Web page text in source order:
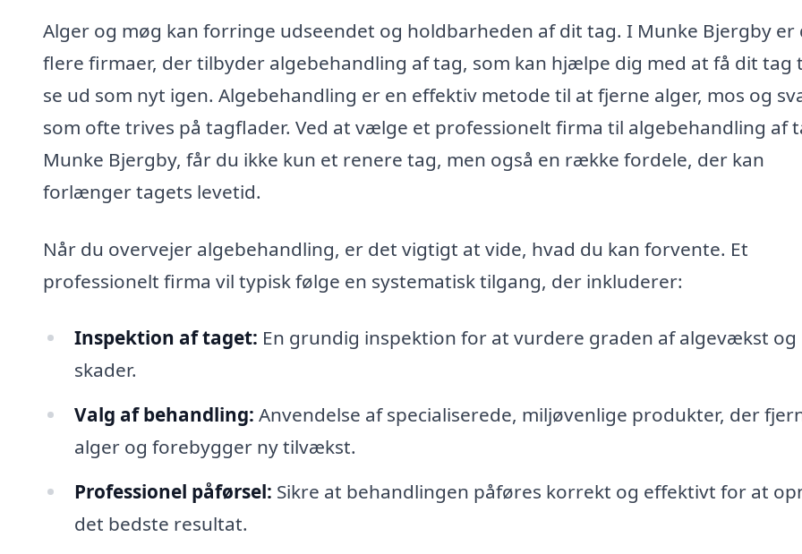
Alger og møg kan forringe udseendet og holdbarheden af dit tag. I Munke Bjergby er
flere firmaer, der tilbyder algebehandling af tag, som kan hjælpe dig med at få dit tag
se ud som nyt igen. Algebehandling er en effektiv metode til at fjerne alger, mos og
som ofte trives på tagflader. Ved at vælge et professionelt firma til algebehandling af
Munke Bjergby, får du ikke kun et renere tag, men også en række fordele, der kan
forlænger tagets levetid.
Når du overvejer algebehandling, er det vigtigt at vide, hvad du kan forvente. Et
professionelt firma vil typisk følge en systematisk tilgang, der inkluderer:
Inspektion af taget: En grundig inspektion for at vurdere graden af algevækst og
skader.
Valg af behandling: Anvendelse af specialiserede, miljøvenlige produkter, der
alger og forebygger ny tilvækst.
Professionel påførsel: Sikre at behandlingen påføres korrekt og effektivt for at
det bedste resultat.